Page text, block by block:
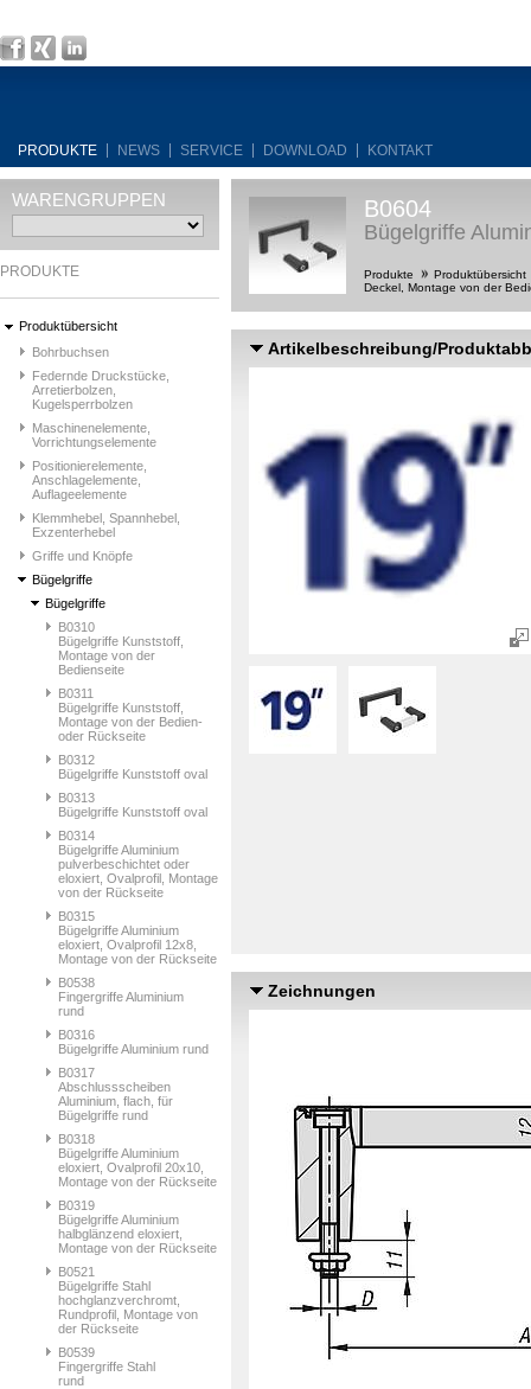
PRODUKTE NEWS SERVICE DOWNLOAD KONTAKT
WARENGRUPPEN
PRODUKTE
Produktübersicht
Bohrbuchsen
Federnde Druckstücke,
Arretierbolzen,
Kugelsperrbolzen
Maschinenelemente,
Vorrichtungselemente
Positionierelemente,
Anschlagelemente,
Auflageelemente
Klemmhebel, Spannhebel,
Exzenterhebel
Griffe und Knöpfe
Bügelgriffe
Bügelgriffe
B0310
Bügelgriffe Kunststoff,
Montage von der
Bedienseite
B0311
Bügelgriffe Kunststoff,
Montage von der Bedien-
oder Rückseite
B0312
Bügelgriffe Kunststoff oval
B0313
Bügelgriffe Kunststoff oval
B0314
Bügelgriffe Aluminium
pulverbeschichtet oder
eloxiert, Ovalprofil, Montage
von der Rückseite
B0315
Bügelgriffe Aluminium
eloxiert, Ovalprofil 12x8,
Montage von der Rückseite
B0538
Fingergriffe Aluminium
rund
B0316
Bügelgriffe Aluminium rund
B0317
Abschlussscheiben
Aluminium, flach, für
Bügelgriffe rund
B0318
Bügelgriffe Aluminium
eloxiert, Ovalprofil 20x10,
Montage von der Rückseite
B0319
Bügelgriffe Aluminium
halbglänzend eloxiert,
Montage von der Rückseite
B0521
Bügelgriffe Stahl
hochglanzverchromt,
Rundprofil, Montage von
der Rückseite
B0539
Fingergriffe Stahl
rund
B0604
Bügelgriffe
Produkte
Produktübersicht
Deckel, Montage von der
Artikelbeschreibung/
Zeichnungen